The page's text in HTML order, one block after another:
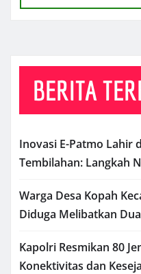
BERITA
Inovasi E-Patmo Lahir
Tembilahan: Langkah
Warga Desa Kopah
Diduga Melibatkan
Kapolri Resmikan 80
Konektivitas dan